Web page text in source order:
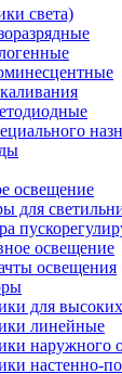
света)
освещение
для
освещение
освещения
для
линейные
наружного
настенно-